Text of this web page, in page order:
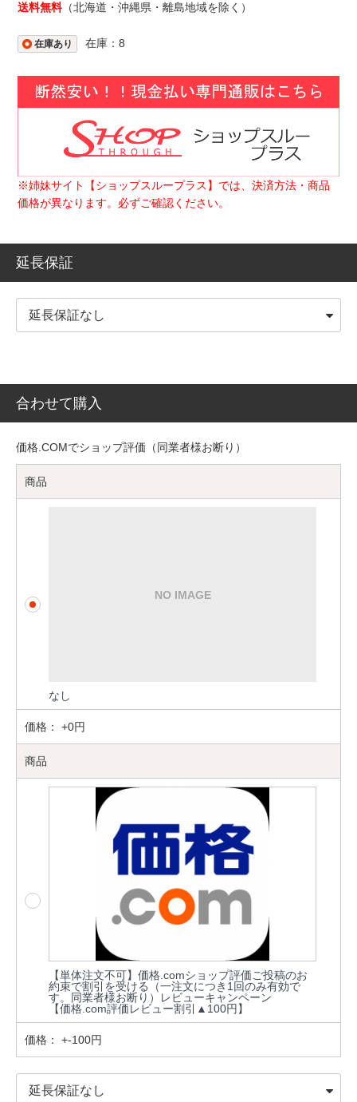
送料無料（北海道・沖縄県・離島地域を除く）
在庫あり 在庫：8
※姉妹サイト【ショップスループラス】では、決済方法・商品
価格が異なります。必ずご確認ください。
延長保証
合わせて購入
価格.COMでショップ評価（同業者様お断り）
商品
なし
価格： +0円
商品
【単体注文不可】価格.comショップ評価ご投稿のお
約束で割引を受ける（一注文につき1回のみ有効で
す。同業者様お断り）レビューキャンペーン
【価格.com評価レビュー割引▲100円】
価格： +-100円